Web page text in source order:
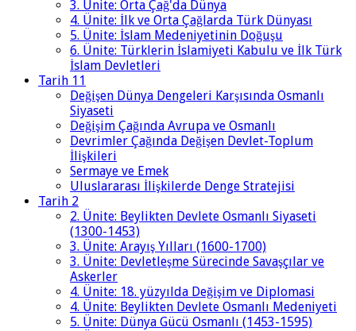
3. Ünite: Orta Çağ'da Dünya
4. Ünite: İlk ve Orta Çağlarda Türk Dünyası
5. Ünite: İslam Medeniyetinin Doğuşu
6. Ünite: Türklerin İslamiyeti Kabulu ve İlk Türk
İslam Devletleri
Tarih 11
Değişen Dünya Dengeleri Karşısında Osmanlı
Siyaseti
Değişim Çağında Avrupa ve Osmanlı
Devrimler Çağında Değişen Devlet-Toplum
İlişkileri
Sermaye ve Emek
Uluslararası İlişkilerde Denge Stratejisi
Tarih 2
2. Ünite: Beylikten Devlete Osmanlı Siyaseti
(1300-1453)
3. Ünite: Arayış Yılları (1600-1700)
3. Ünite: Devletleşme Sürecinde Savaşçılar ve
Askerler
4. Ünite: 18. yüzyılda Değişim ve Diplomasi
4. Ünite: Beylikten Devlete Osmanlı Medeniyeti
5. Ünite: Dünya Gücü Osmanlı (1453-1595)